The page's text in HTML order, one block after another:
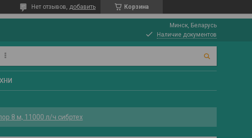
Корзина
Нет отзывов, добавить
Минск, Беларусь
Наличие документов
8 м, 11000 л/ч сибртех